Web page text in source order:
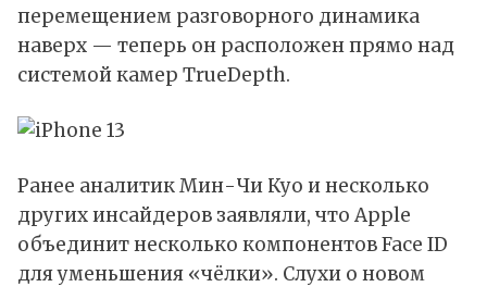
перемещением разговорного динамика
наверх — теперь он расположен прямо над
системой камер TrueDepth.
Ранее аналитик Мин-Чи Куо и несколько
других инсайдеров заявляли, что Apple
объединит несколько компонентов Face ID
для уменьшения «чёлки». Слухи о новом